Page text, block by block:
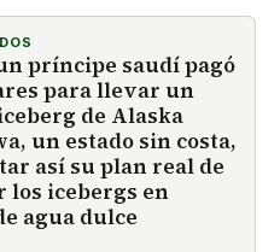
príncipe saudí pagó
para llevar un
de Alaska
un estado sin costa,
así su plan real de
los icebergs en
agua dulce